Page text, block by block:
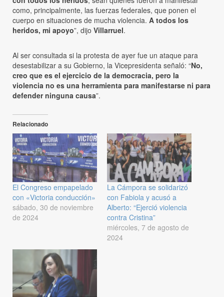
como, principalmente, las fuerzas federales, que ponen el
cuerpo en situaciones de mucha violencia. A todos los
heridos, mi apoyo”, dijo Villarruel.
Al ser consultada si la protesta de ayer fue un ataque para
desestabilizar a su Gobierno, la Vicepresidenta señaló: “No,
creo que es el ejercicio de la democracia, pero la
violencia no es una herramienta para manifestarse ni para
defender ninguna causa”.
Relacionado
El Congreso empapelado
con «Victoria conducción»
sábado, 30 de noviembre
de 2024
La Cámpora se solidarizó
con Fabiola y acusó a
Alberto: “Ejerció violencia
contra Cristina”
miércoles, 7 de agosto de
2024